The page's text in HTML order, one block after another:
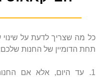
כל מה שצריך לדעת על שינוי
תחת הדומיין של החנות
1. עד היום, אלא אם